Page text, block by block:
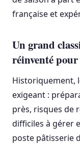
française et
Un grand
réinventé
Historiquement,
exigeant :
près, risques de
difficiles à gérer
poste pâtisserie